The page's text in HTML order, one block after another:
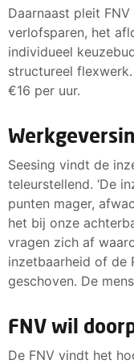
Daarnaast pleit
verlofsparen, het
individueel
structureel
€16 per uur.
Seesing vindt de
teleurstellend. ‘De
punten mager,
het bij onze
vragen zich af
inzetbaarheid of de
geschoven. De
FNV wil
De FNV vindt het